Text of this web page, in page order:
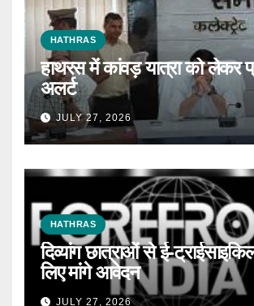
HATHRAS
हाथरस में कांवड़ यात्रा को लेकर
अलर्ट
JULY 27, 2026
HATHRAS
दिव्यांग छात्राओं से ई-
लिए मांगे आवेदन
JULY 27, 2026